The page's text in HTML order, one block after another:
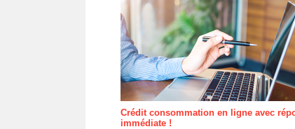
Crédit consommation en ligne avec
immédiate !